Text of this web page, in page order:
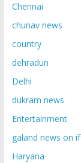
Chennai
chunav news
country
dehradun
Delhi
dukram news
Entertainment
galand news on if
Haryana